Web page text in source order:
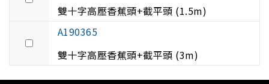
雙十字高壓香蕉頭+截平頭 (1.5m)
A190365
雙十字高壓香蕉頭+截平頭 (3m)